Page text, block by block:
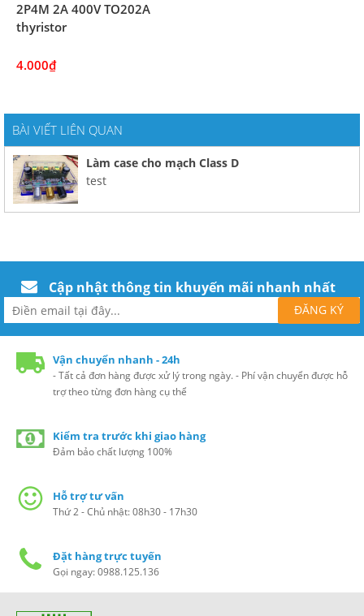
2P4M 2A 400V TO202A
thyristor
4.000₫
BÀI VIẾT LIÊN QUAN
Làm case cho mạch Class D
test
Cập nhật thông tin khuyến mãi nhanh nhất
Vận chuyển nhanh - 24h
- Tất cả đơn hàng được xử lý trong ngày. - Phí vận chuyển được hỗ
trợ theo từng đơn hàng cụ thể
Kiểm tra trước khi giao hàng
Đảm bảo chất lượng 100%
Hỗ trợ tư vấn
Thứ 2 - Chủ nhật: 08h30 - 17h30
Đặt hàng trực tuyến
Gọi ngay: 0988.125.136